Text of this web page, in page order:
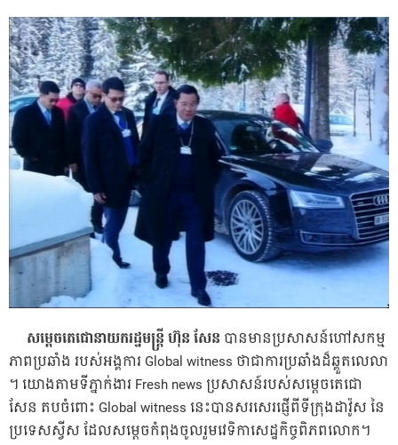
សម្តេចតេជោ​នាយក​រដ្ឋ​មន្ត្រី ហ៊ុន សែន បាន​មាន​ប្រ​សាសន៍​ហៅ​សកម្ម​
ភាព​ប្រ​ឆាំង ​របស់​អង្គ​ការ Global witness ថា​ជា​ការ​ប្រ​ឆាំង​ដ៏​ឆ្គួត​លេ​លា​
។ យោង​តាម​ទី​ភ្នាក់​ងារ Fresh news ប្រ​សាសន៍​របស់​សម្តេច​តេ​ជោ​
សែន តប​ចំពោះ Global witness នេះ​បាន​សរ​សេរ​ផ្ញើ​ពី​ទី​ក្រុង​ដាវ៉ូស ​នៃ​
ប្រ​ទេស​ស្វីស​ ដែល​សម្តេច​កំពុង​ចូល​រួម​វេទិ​កា​សេដ្ឋ​កិច្ច​ពិភព​លោក​។